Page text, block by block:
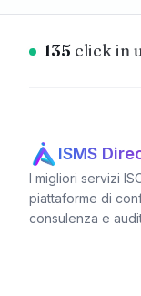
135 click in
ISMS
I migliori servizi
piattaforme di
consulenza e